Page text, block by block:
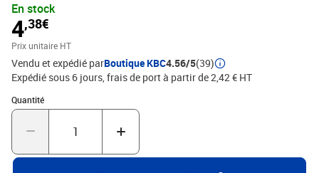
disponible. Nous vous remercions pour votre compréhension.
Marque : Clairefontaine *Possibilité de choisir, contactez nous
tout de suite après l'achat , nous vous enverrons le modèle désiré
si il est encore disponible, sinon ce sera un modèle aléatoire
Fabriqué en France - Certifié PEFC, pour la gestion durable des
forêts
En stock
4,38€
Prix unitaire HT
Vendu et expédié parBoutique KBC4.56/5(39)
Expédié sous 6 jours, frais de port à partir de 2,42 € HT
Quantité
Quantité : 1